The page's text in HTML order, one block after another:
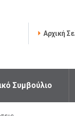
Αρχική
Συμβούλιο